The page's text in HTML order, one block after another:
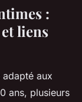
:
liens
aux
ans, plusieurs